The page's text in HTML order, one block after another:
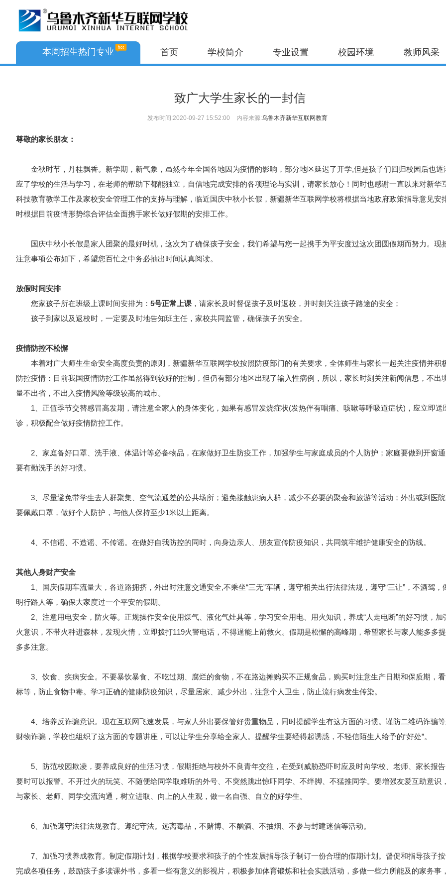
本周招生热门专业
AI+家装艺术与动漫设计
电子商务与数字文旅
AI数字媒体艺术设计
智慧交通
智慧交通与行政管理
首页 学校简介 专业设置 校园环境 教师风采
致广大学生家长的一封信
发布时间 :2020-09-27 15:52:00 内容来源:乌鲁木齐新华互联网教育
尊敬的家长朋友：
金秋时节，丹桂飘香。新学期，新气象，虽然今年全国各地因为疫情的影响，部分地区延迟了开学,但是孩子们回归校园后也逐
应了学校的生活与学习，在老师的帮助下都能独立，自信地完成安排的各项理论与实训，请家长放心！同时也感谢一直以来对新华
科技教育教学工作及家校安全管理工作的支持与理解，临近国庆中秋小长假，新疆新华互联网学校将根据当地政府政策指导意见安
时根据目前疫情形势综合评估全面携手家长做好假期的安排工作。
国庆中秋小长假是家人团聚的最好时机，这次为了确保孩子安全，我们希望与您一起携手为平安度过这次团圆假期而努力。现
注意事项公布如下，希望您百忙之中务必抽出时间认真阅读。
放假时间安排
您家孩子所在班级上课时间安排为： 5号正常上课 ，请家长及时督促孩子及时返校，并时刻关注孩子路途的安全；
孩子到家以及返校时，一定要及时地告知班主任，家校共同监管，确保孩子的安全。
疫情防控不松懈
本着对广大师生生命安全高度负责的原则，新疆新华互联网学校按照防疫部门的有关要求，全体师生与家长一起关注疫情并积
防控疫情：目前我国疫情防控工作虽然得到较好的控制，但仍有部分地区出现了输入性病例，所以，家长时刻关注新闻信息，不出
量不出省，不出入疫情风险等级较高的城市。
1、正值季节交替感冒高发期，请注意全家人的身体变化，如果有感冒发烧症状(发热伴有咽痛、咳嗽等呼吸道症状)，应立即送
诊，积极配合做好疫情防控工作。
2、家庭备好口罩、洗手液、体温计等必备物品，在家做好卫生防疫工作，加强学生与家庭成员的个人防护；家庭要做到开窗通
要有勤洗手的好习惯。
3、尽量避免带学生去人群聚集、空气流通差的公共场所；避免接触患病人群，减少不必要的聚会和旅游等活动；外出或到医
要佩戴口罩，做好个人防护，与他人保持至少1米以上距离。
4、不信谣、不造谣、不传谣。在做好自我防控的同时，向身边亲人、朋友宣传防疫知识，共同筑牢维护健康安全的防线。
其他人身财产安全
1、国庆假期车流量大，各道路拥挤，外出时注意交通安全,不乘坐“三无”车辆，遵守相关出行法律法规，遵守“三让”，不酒驾，
明行路人等，确保大家度过一个平安的假期。
2、注意用电安全，防火等。正规操作安全使用煤气、液化气灶具等，学习安全用电、用火知识，养成“人走电断”的好习惯，加
火意识，不带火种进森林，发现火情，立即拨打119火警电话，不得逞能上前救火。假期是松懈的高峰期，希望家长与家人能多多提
多多注意。
3、饮食、疾病安全。不要暴饮暴食、不吃过期、腐烂的食物，不在路边摊购买不正规食品，购买时注意生产日期和保质期，
标等，防止食物中毒。学习正确的健康防疫知识，尽量居家、减少外出，注意个人卫生，防止流行病发生传染。
4、培养反诈骗意识。现在互联网飞速发展，与家人外出要保管好贵重物品，同时提醒学生有这方面的习惯。谨防二维码诈骗
财物诈骗，学校也组织了这方面的专题讲座，可以让学生分享给全家人。提醒学生要经得起诱惑，不轻信陌生人给予的“好处”。
5、防范校园欺凌，要养成良好的生活习惯，假期拒绝与校外不良青年交往，在受到威胁恐吓时应及时向学校、老师、家长报
要时可以报警。不开过火的玩笑、不随便给同学取难听的外号、不突然跳出惊吓同学、不绊脚、不猛推同学。要增强友爱互助意识
与家长、老师、同学交流沟通，树立进取、向上的人生观，做一名自强、自立的好学生。
6、加强遵守法律法规教育。遵纪守法。远离毒品，不赌博、不酗酒、不抽烟、不参与封建迷信等活动。
7、加强习惯养成教育。制定假期计划，根据学校要求和孩子的个性发展指导孩子制订一份合理的假期计划。督促和指导孩子按
完成各项任务，鼓励孩子多读课外书，多看一些有意义的影视片，积极参加体育锻炼和社会实践活动，多做一些力所能及的家务事